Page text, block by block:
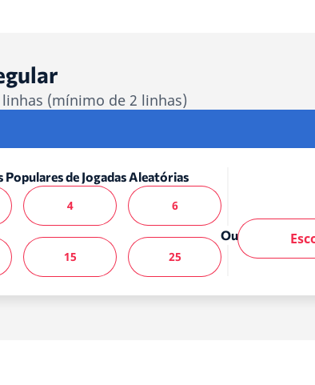
linhas (mínimo de 2 linhas)
Populares de Jogadas Aleatórias
4 6
15 25
Ou